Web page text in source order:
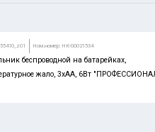
Ном.номер: НК-00021534
беспроводной на батарейках,
жало, 3xAA, 6Вт